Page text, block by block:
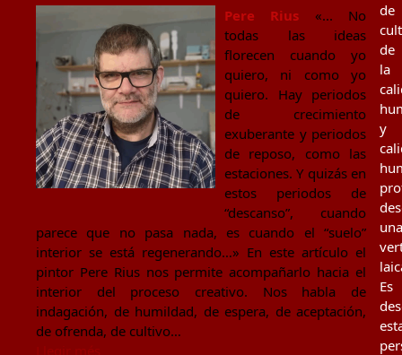
Pere Rius «... No
todas las ideas
florecen cuando yo
quiero, ni como yo
quiero. Hay periodos
de crecimiento
exuberante y periodos
de reposo, como las
estaciones. Y quizás en
estos periodos de
“descanso”, cuando
parece que no pasa nada, es cuando el “suelo”
interior se está regenerando…» En este artículo el
pintor Pere Rius nos permite acompañarlo hacia el
interior del proceso creativo. Nos habla de
indagación, de humildad, de espera, de aceptación,
de ofrenda, de cultivo…
de
de
la
y
una
Es